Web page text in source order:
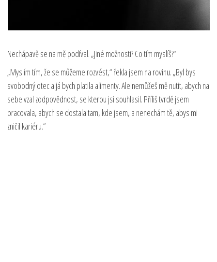
Nechápavě se na mě podíval. „Jiné možnosti? Co tím myslíš?“
„Myslím tím, že se můžeme rozvést,“ řekla jsem na rovinu. „Byl bys
svobodný otec a já bych platila alimenty. Ale nemůžeš mě nutit, abych na
sebe vzal zodpovědnost, se kterou jsi souhlasil. Příliš tvrdě jsem
pracovala, abych se dostala tam, kde jsem, a nenechám tě, abys mi
zničil kariéru.“